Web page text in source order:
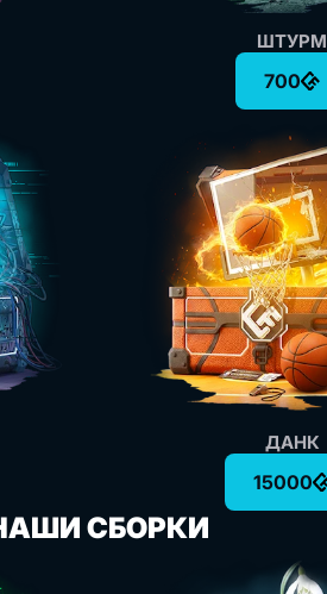
ШТУРМ
700
ДАНК
15000
СБОРКИ